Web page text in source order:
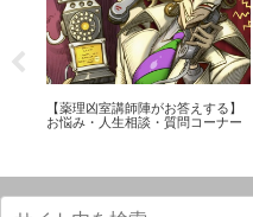
【薬理凶室講師陣がお答えする】
お悩み・人生相談・質問コーナー